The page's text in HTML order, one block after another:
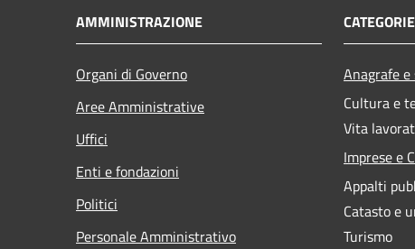
AMMINISTRAZIONE
Organi di Governo
Aree Amministrative
Uffici
Enti e fondazioni
Politici
Personale Amministrativo
Anagrafe
Cultura e
Vita
Imprese e
Appalti
Catasto e
Turismo